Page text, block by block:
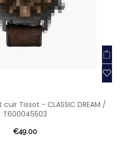
Tissot - CLASSIC DREAM /
T600045503
€49.00